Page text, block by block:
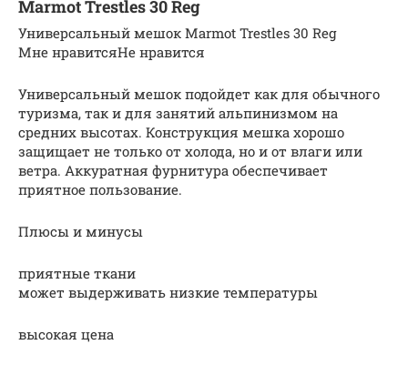
Marmot Trestles 30 Reg
Универсальный мешок Marmot Trestles 30 Reg
Мне нравитсяНе нравится
Универсальный мешок подойдет как для обычного
туризма, так и для занятий альпинизмом на
средних высотах. Конструкция мешка хорошо
защищает не только от холода, но и от влаги или
ветра. Аккуратная фурнитура обеспечивает
приятное пользование.
Плюсы и минусы
приятные ткани
может выдерживать низкие температуры
высокая цена